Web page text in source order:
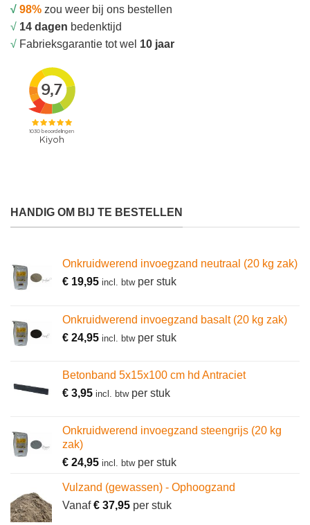
√ 98% zou weer bij ons bestellen
√ 14 dagen bedenktijd
√ Fabrieksgarantie tot wel 10 jaar
HANDIG OM BIJ TE BESTELLEN
Onkruidwerend invoegzand neutraal (20 kg zak)
€ 19,95 incl. btwper stuk
Onkruidwerend invoegzand basalt (20 kg zak)
€ 24,95 incl. btwper stuk
Betonband 5x15x100 cm hd Antraciet
€ 3,95 incl. btwper stuk
Onkruidwerend invoegzand steengrijs (20 kg
zak)
€ 24,95 incl. btwper stuk
Vulzand (gewassen) - Ophoogzand
Vanaf€ 37,95 per stuk